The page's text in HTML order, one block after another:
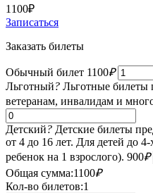
1100₽
Записаться
Заказать билеты
Обычный билет 1100₽
Льготный? Льготные билеты
ветеранам, инвалидам и
Детский? Детские билеты
от 4 до 16 лет. Для детей до 4-
ребенок на 1 взрослого). 900₽
Общая сумма:1100₽
Кол-во билетов:1